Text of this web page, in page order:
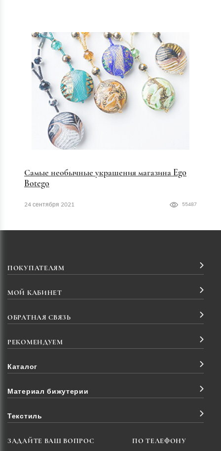
Самые необычные украшения магазина Ego
Botego
24 сентября 2021 55487
ПОКУПАТЕЛЯМ
МОЙ КАБИНЕТ
ОБРАТНАЯ СВЯЗЬ
РЕКОМЕНДУЕМ
Каталог
Материал бижутерии
Текстиль
ЗАДАЙТЕ ВАШ ВОПРОС ПО ТЕЛЕФОНУ